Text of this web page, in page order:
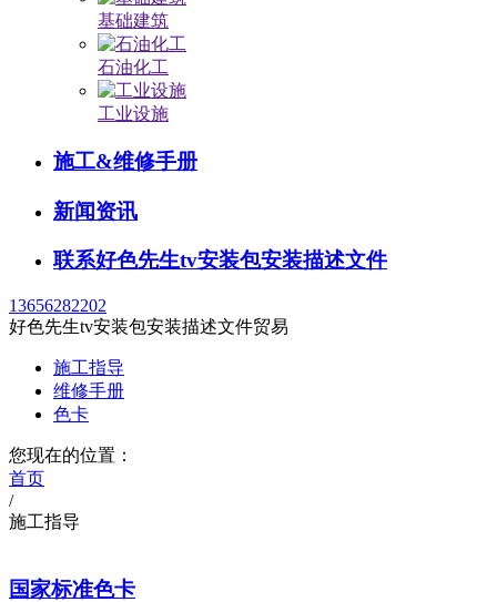
基础建筑
石油化工
工业设施
施工&维修手册
新闻资讯
联系好色先生tv安装包安装描述文件
13656282202
好色先生tv安装包安装描述文件贸易
施工指导
维修手册
色卡
您现在的位置：
首页
/
施工指导
国家标准色卡